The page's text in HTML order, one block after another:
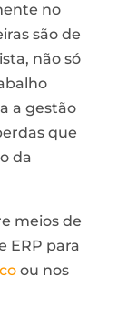
no
são de
não só
a gestão
que
da
meios de
ERP para
ou nos